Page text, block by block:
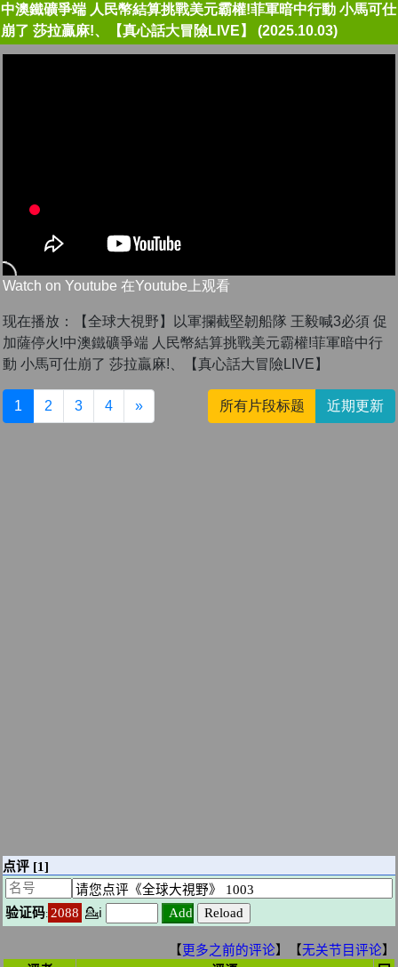
中澳鐵礦爭端 人民幣結算挑戰美元霸權!菲軍暗中行動 小馬可仕
崩了 莎拉贏麻!、【真心話大冒險LIVE】 (2025.10.03)
Watch on Youtube 在Youtube上观看
现在播放：【全球大視野】以軍攔截堅韌船隊 王毅喊3必須 促
加薩停火!中澳鐵礦爭端 人民幣結算挑戰美元霸權!菲軍暗中行
動 小馬可仕崩了 莎拉贏麻!、【真心話大冒險LIVE】
1 2 3 4 » 所有片段标题 近期更新